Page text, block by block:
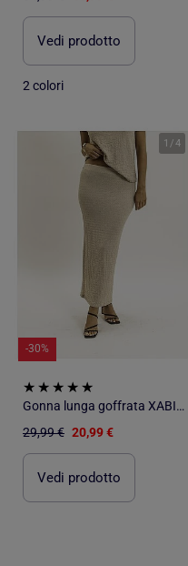
Vedi prodotto
2 colori
1 /4
-30%
Gonna lunga goffrata XABITA
29,99 € 20,99 €
Vedi prodotto